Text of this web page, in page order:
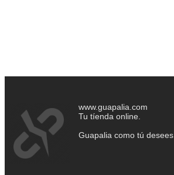
www.guapalia.com
Tu tíenda online.
Guapalia como tú desees.